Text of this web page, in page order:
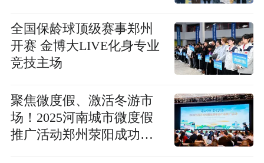
全国保龄球顶级赛事郑州
开赛 金博大LIVE化身专业
竞技主场
聚焦微度假、激活冬游市
场！2025河南城市微度假
推广活动郑州荥阳成功举